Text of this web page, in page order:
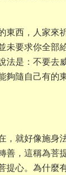
西，人家來
未要求你全部
法是：不要去
夠隨自己有的
，就好像施身
善，這稱為菩
提心。為什麼